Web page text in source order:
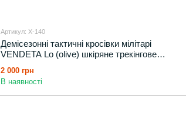
Артикул: X-140
Демісезонні тактичні кросівки мілітарі
VENDETA Lo (olive) шкіряне трекінгове
2 000 грн
В наявності